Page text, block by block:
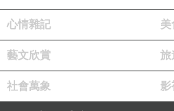
心情雜記 美
藝文欣賞 旅
社會萬象 影